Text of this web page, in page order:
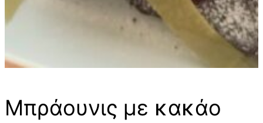
Μπράουνις με κακάο